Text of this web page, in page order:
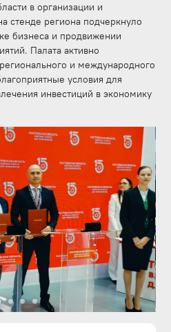
в организации и
стенде региона подчеркнуло
бизнеса и продвижении
Палата активно
и международного
условия для
инвестиций в экономику